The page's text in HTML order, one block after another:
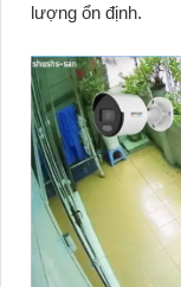
lượng ổn định.